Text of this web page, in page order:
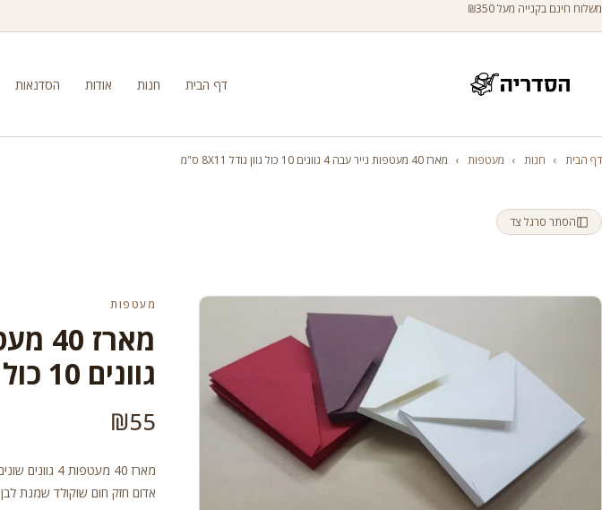
משלוח חינם בקנייה מעל ₪350
דף הבית חנות אודות הסדנאות
דף הבית › חנות › מעטפות › מארז 40 מעטפות נייר עבה 4 גוונים 10 כול גוון גודל 8X11 ס"מ
הסתר סרגל צד
מעטפות
גוונים 10 כול גוון גודל 8X11 ס"מ
₪55
אדום חזק חום שוקולד שמנת לבן